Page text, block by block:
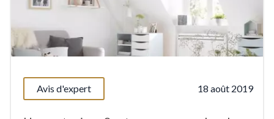
Avis d'expert 18 août 2019